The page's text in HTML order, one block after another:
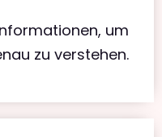
um
zu verstehen.